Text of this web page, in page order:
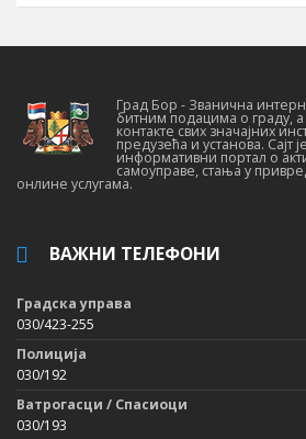
Град Бор - Званична
битним подацима о граду,
контакте свих значајних
предузећа и установа. Сајт
информативни портал о
самоуправе, стања у
онлине услугама.
ВАЖНИ ТЕЛЕФОНИ
Градска управа
030/423-255
Полиција
030/192
Ватрогасци / Спасиоци
030/193